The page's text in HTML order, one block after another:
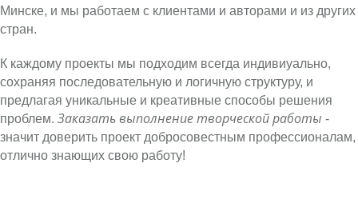
Минске, и мы работаем с клиентами и авторами и из других
стран.
К каждому проекты мы подходим всегда индивиуально,
сохраняя последовательную и логичную структуру, и
предлагая уникальные и креативные способы решения
проблем. Заказать выполнение творческой работы -
значит доверить проект добросовестным профессионалам,
отлично знающих свою работу!